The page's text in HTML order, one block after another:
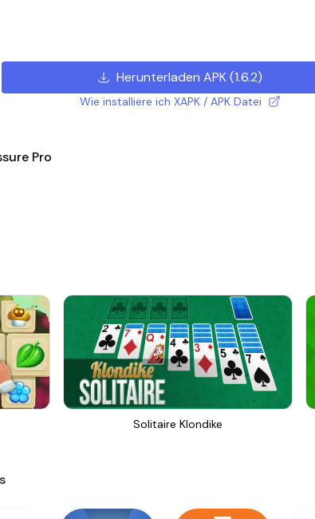
Herunterladen APK(1.6.2)
Wie installiere ich XAPK / APK Datei
Pro
Solitaire Klondike